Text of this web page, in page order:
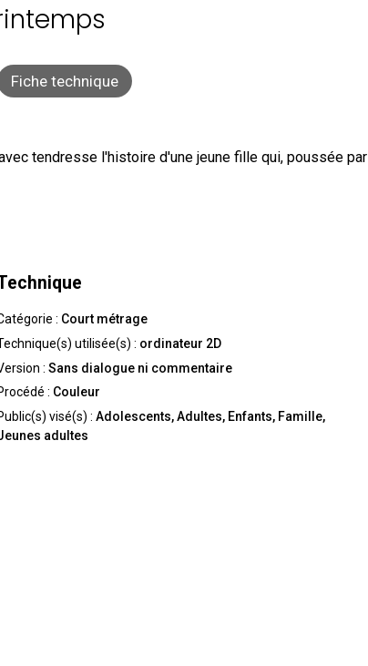
Fiche technique
tendresse l'histoire d'une jeune fille qui, poussée par
: Court métrage
utilisée(s) : ordinateur 2D
: Sans dialogue ni commentaire
: Couleur
visé(s) : Adolescents, Adultes, Enfants, Famille,
adultes